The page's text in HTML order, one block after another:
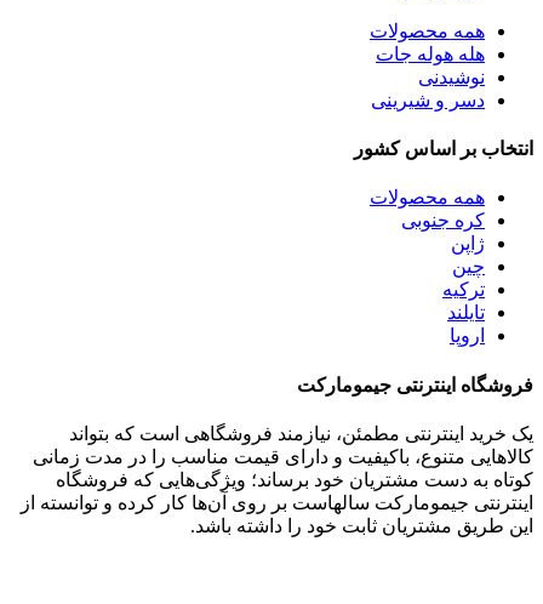
همه محصولات
هله هوله جات
نوشیدنی
دسر و شیرینی
انتخاب بر اساس کشور
همه محصولات
کره جنوبی
ژاپن
چین
ترکیه
تایلند
اروپا
فروشگاه اینترنتی جیمومارکت
یک خرید اینترنتی مطمئن، نیازمند فروشگاهی است که بتواند
کالاهایی متنوع، باکیفیت و دارای قیمت مناسب را در مدت زمانی
کوتاه به دست مشتریان خود برساند؛ ویژگی‌هایی که فروشگاه
اینترنتی جیمومارکت سالهاست بر روی آن‌ها کار کرده و توانسته از
این طریق مشتریان ثابت خود را داشته باشد.